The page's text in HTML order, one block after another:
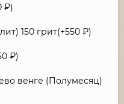
₽)
150 грит(+550 ₽)
₽)
венге (Полумесяц)